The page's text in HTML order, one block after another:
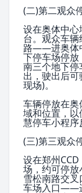
(二)第二观众
设在奥体中
台。观众车
路——进奥体
下停车场停放
南三个地下
出，驶出后
现场)。
车辆停放在
域和位置，
慧停车小程序
(三)第三观众
设在郑州
场，约可停
雪松南路交
车场入口——